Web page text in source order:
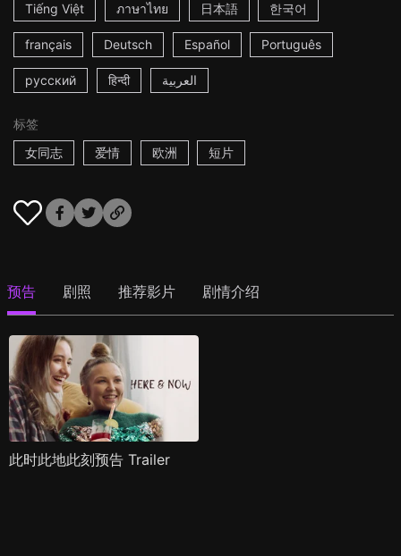
Tiếng Việt ภาษาไทย 日本語 한국어
français Deutsch Español Português
русский हिन्दी العربية
标签
女同志
爱情 欧洲 短片
预告 剧照 推荐影片 剧情介绍
此时此地此刻预告 Trailer